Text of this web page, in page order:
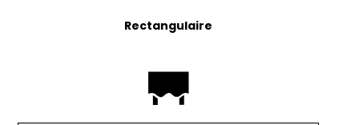
Rectangulaire